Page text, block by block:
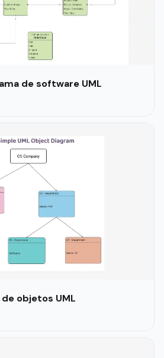
de software UML
objetos UML